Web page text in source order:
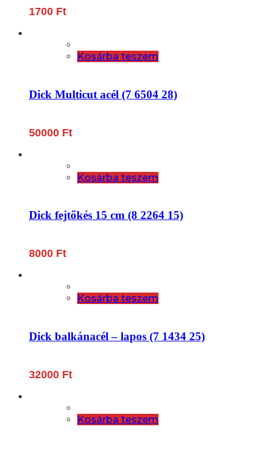
1700 Ft
Kosárba teszem
Dick Multicut acél (7 6504 28)
50000 Ft
Kosárba teszem
Dick fejtőkés 15 cm (8 2264 15)
8000 Ft
Kosárba teszem
Dick balkánacél – lapos (7 1434 25)
32000 Ft
Kosárba teszem